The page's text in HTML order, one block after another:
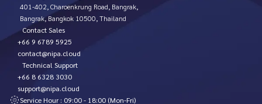
401-402, Charoenkrung Road, Bangrak,
Bangrak, Bangkok 10500, Thailand
Contact Sales
+66 9 6789 5925
contact@nipa.cloud
Technical Support
+66 8 6328 3030
support@nipa.cloud
Service Hour : 09:00 - 18:00 (Mon-Fri)